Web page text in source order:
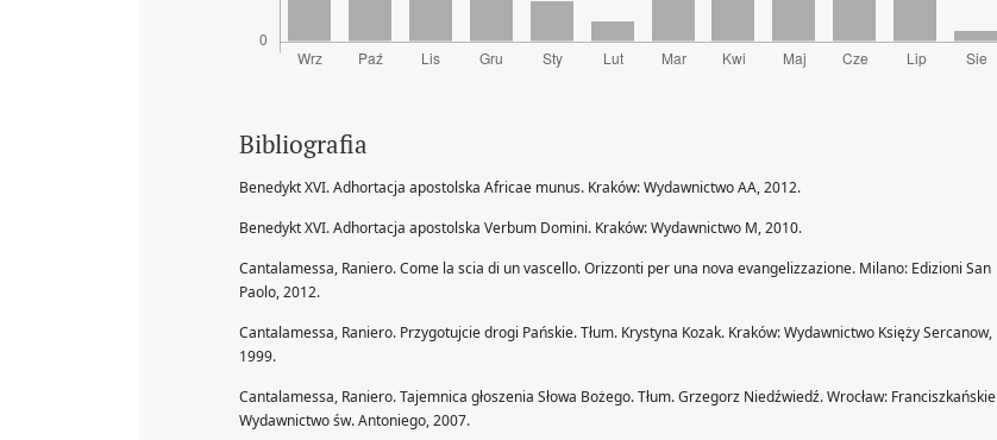
Bibliografia
Benedykt XVI. Adhortacja apostolska Africae munus. Kraków: Wydawnictwo AA, 2012.
Benedykt XVI. Adhortacja apostolska Verbum Domini. Kraków: Wydawnictwo M, 2010.
Cantalamessa, Raniero. Come la scia di un vascello. Orizzonti per una nova evangelizzazione. Milano: Edizioni San
Paolo, 2012.
Cantalamessa, Raniero. Przygotujcie drogi Pańskie. Tłum. Krystyna Kozak. Kraków: Wydawnictwo Księży Sercanow,
1999.
Cantalamessa, Raniero. Tajemnica głoszenia Słowa Bożego. Tłum. Grzegorz Niedźwiedź. Wrocław: Franciszkańskie
Wydawnictwo św. Antoniego, 2007.